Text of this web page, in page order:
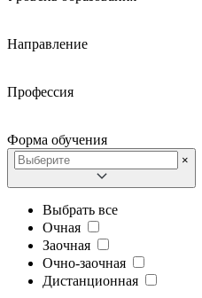
Направление
Профессия
Форма обучения
×
Выбрать все
Очная
Заочная
Очно-заочная
Дистанционная